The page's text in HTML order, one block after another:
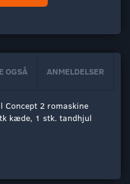
OGSÅ ANMELDELSER
2 romaskine
kæde, 1 stk. tandhjul